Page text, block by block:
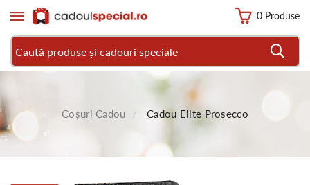
0 Produse
Coșuri Cadou Cadou Elite Prosecco